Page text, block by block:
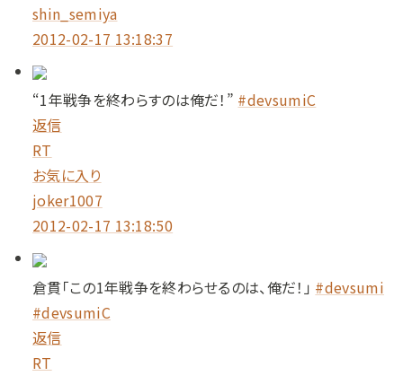
shin_semiya
2012-02-17 13:18:37
“1年戦争を終わらすのは俺だ！” #devsumiC
返信
RT
お気に入り
joker1007
2012-02-17 13:18:50
倉貫「この1年戦争を終わらせるのは、俺だ！」 #devsumi
#devsumiC
返信
RT